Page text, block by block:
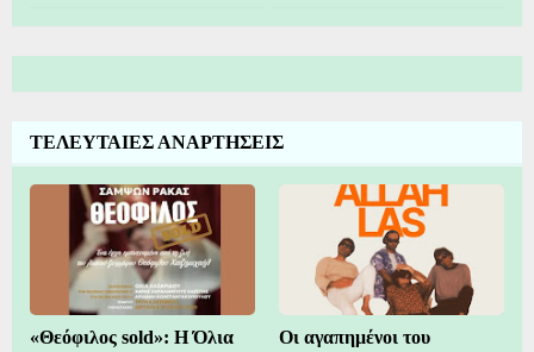
ΤΕΛΕΥΤΑΙΕΣ ΑΝΑΡΤΗΣΕΙΣ
«Θεόφιλος sold»: Η Όλια
Οι αγαπημένοι του